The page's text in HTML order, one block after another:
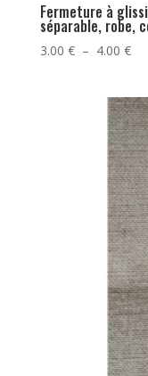
Fermeture à
séparable, robe,
3.00 € – 4.00 €
à